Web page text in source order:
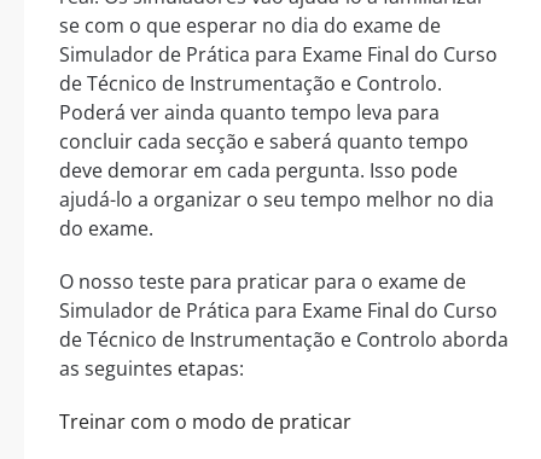
se com o que esperar no dia do exame de
Simulador de Prática para Exame Final do Curso
de Técnico de Instrumentação e Controlo.
Poderá ver ainda quanto tempo leva para
concluir cada secção e saberá quanto tempo
deve demorar em cada pergunta. Isso pode
ajudá-lo a organizar o seu tempo melhor no dia
do exame.
O nosso teste para praticar para o exame de
Simulador de Prática para Exame Final do Curso
de Técnico de Instrumentação e Controlo aborda
as seguintes etapas:
Treinar com o modo de praticar